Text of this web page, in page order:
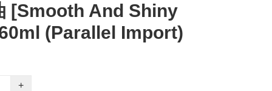
[Smooth And Shiny
(Parallel Import)
+